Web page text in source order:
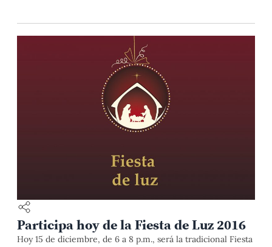
Participa hoy de la Fiesta de Luz 2016
Hoy 15 de diciembre, de 6 a 8 p.m., será la tradicional Fiesta